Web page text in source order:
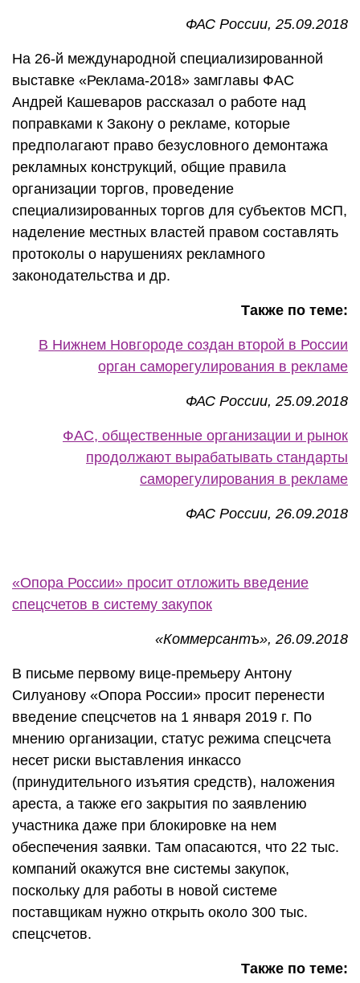
ФАС России, 25.09.2018
На 26-й международной специализированной
выставке «Реклама-2018» замглавы ФАС
Андрей Кашеваров рассказал о работе над
поправками к Закону о рекламе, которые
предполагают право безусловного демонтажа
рекламных конструкций, общие правила
организации торгов, проведение
специализированных торгов для субъектов МСП,
наделение местных властей правом составлять
протоколы о нарушениях рекламного
законодательства и др.
Также по теме:
В Нижнем Новгороде создан второй в России
орган саморегулирования в рекламе
ФАС России, 25.09.2018
ФАС, общественные организации и рынок
продолжают вырабатывать стандарты
саморегулирования в рекламе
ФАС России, 26.09.2018
«Опора России» просит отложить введение
спецсчетов в систему закупок
«Коммерсантъ», 26.09.2018
В письме первому вице-премьеру Антону
Силуанову «Опора России» просит перенести
введение спецсчетов на 1 января 2019 г. По
мнению организации, статус режима спецсчета
несет риски выставления инкассо
(принудительного изъятия средств), наложения
ареста, а также его закрытия по заявлению
участника даже при блокировке на нем
обеспечения заявки. Там опасаются, что 22 тыс.
компаний окажутся вне системы закупок,
поскольку для работы в новой системе
поставщикам нужно открыть около 300 тыс.
спецсчетов.
Также по теме: